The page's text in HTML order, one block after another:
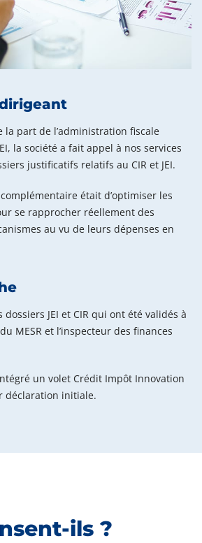
la part de l’administration fiscale
la société a fait appel à nos services
justificatifs relatifs au CIR et JEI.
était d’optimiser les
se rapprocher réellement des
au vu de leurs dépenses en
JEI et CIR qui ont été validés à
MESR et l’inspecteur des finances
un volet Crédit Impôt Innovation
déclaration initiale.
ils ?